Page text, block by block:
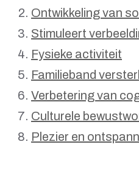
Ontwikkeling van
Stimuleert
Fysieke activiteit
Familieband
Verbetering van
Culturele
Plezier en